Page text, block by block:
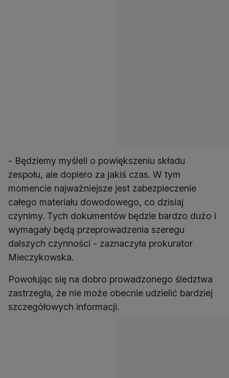
- Będziemy myśleli o powiększeniu składu
zespołu, ale dopiero za jakiś czas. W tym
momencie najważniejsze jest zabezpieczenie
całego materiału dowodowego, co dzisiaj
czynimy. Tych dokumentów będzie bardzo dużo i
wymagały będą przeprowadzenia szeregu
dalszych czynności - zaznaczyła prokurator
Mieczykowska.
Powołując się na dobro prowadzonego śledztwa
zastrzegła, że nie może obecnie udzielić bardziej
szczegółowych informacji.